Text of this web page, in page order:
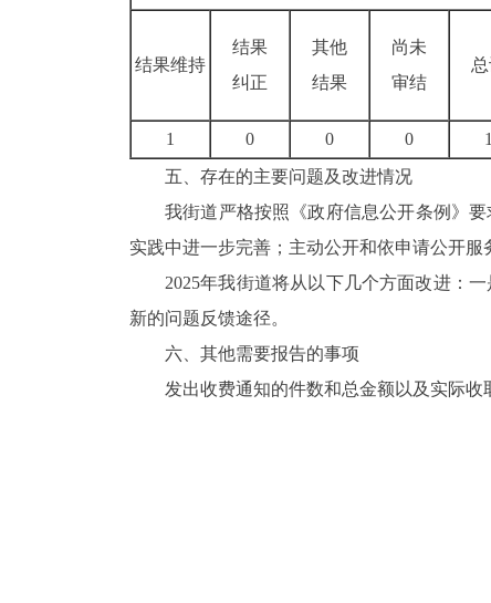
结果维持
结果
纠正
其他
结果
尚未
审结
1 0 0 0 1
五、存在的主要问题及改进情况
我街道严格按照《政府信息公开条例》
实践中进一步完善；主动公开和依申请公开服
2025年我街道将从以下几个方面改进： 一
新的问题反馈途径。
六、其他需要报告的事项
发出收费通知的件数和总金额以及实际收